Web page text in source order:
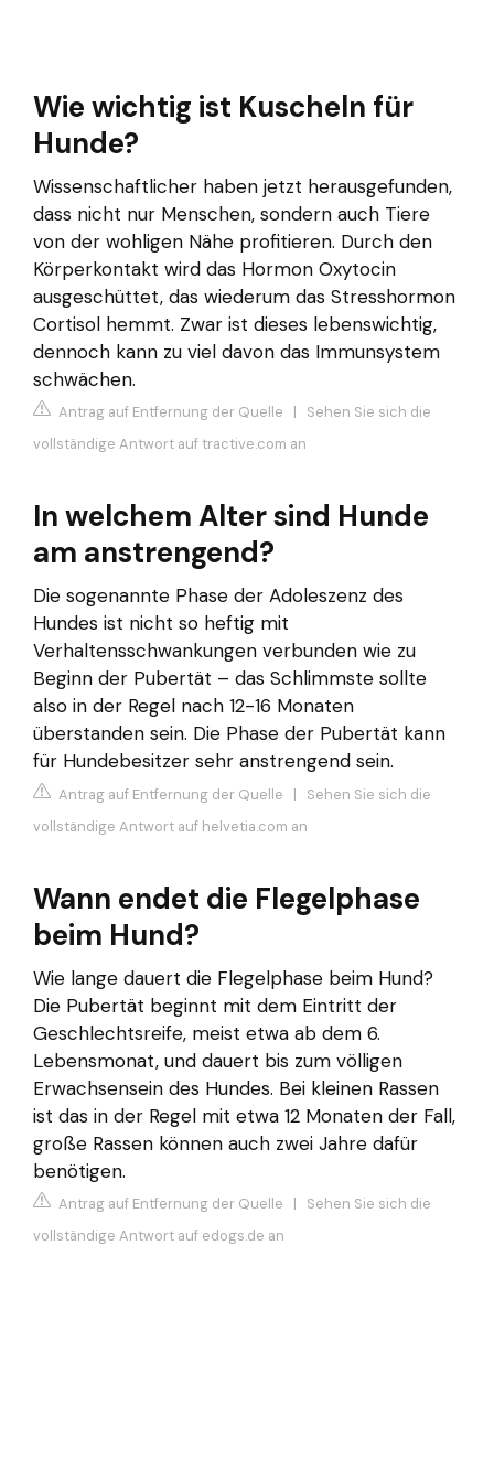
Wie wichtig ist Kuscheln für
Hunde?
Wissenschaftlicher haben jetzt herausgefunden,
dass nicht nur Menschen, sondern auch Tiere
von der wohligen Nähe profitieren. Durch den
Körperkontakt wird das Hormon Oxytocin
ausgeschüttet, das wiederum das Stresshormon
Cortisol hemmt. Zwar ist dieses lebenswichtig,
dennoch kann zu viel davon das Immunsystem
schwächen.
Antrag auf Entfernung der Quelle | Sehen Sie sich die
vollständige Antwort auf tractive.com an
In welchem Alter sind Hunde
am anstrengend?
Die sogenannte Phase der Adoleszenz des
Hundes ist nicht so heftig mit
Verhaltensschwankungen verbunden wie zu
Beginn der Pubertät – das Schlimmste sollte
also in der Regel nach 12-16 Monaten
überstanden sein. Die Phase der Pubertät kann
für Hundebesitzer sehr anstrengend sein.
Antrag auf Entfernung der Quelle | Sehen Sie sich die
vollständige Antwort auf helvetia.com an
Wann endet die Flegelphase
beim Hund?
Wie lange dauert die Flegelphase beim Hund?
Die Pubertät beginnt mit dem Eintritt der
Geschlechtsreife, meist etwa ab dem 6.
Lebensmonat, und dauert bis zum völligen
Erwachsensein des Hundes. Bei kleinen Rassen
ist das in der Regel mit etwa 12 Monaten der Fall,
große Rassen können auch zwei Jahre dafür
benötigen.
Antrag auf Entfernung der Quelle | Sehen Sie sich die
vollständige Antwort auf edogs.de an